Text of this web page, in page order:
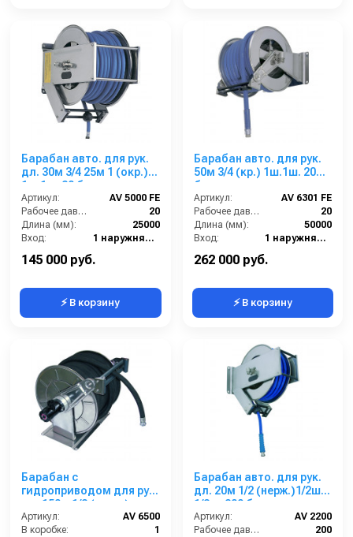
Барабан авто. для рук.
дл. 30м 3/4 25м 1 (окр.)
1ш.1ш. 20 бар
Артикул:
AV 5000 FE
Рабочее давление (бар):
20
Длина (мм):
25000
Вход:
1 наружняя резьба
145 000 руб.
⚡ В корзину
Барабан авто. для рук.
50м 3/4 (кр.) 1ш.1ш. 20
бар
Артикул:
AV 6301 FE
Рабочее давление (бар):
20
Длина (мм):
50000
Вход:
1 наружняя резьба
262 000 руб.
⚡ В корзину
Барабан с
гидроприводом для рук.
дл. 150м 1/2 (нерж.)
1/2ш.1/2ш. 200 бар
Артикул:
AV 6500
В коробке:
1
Барабан авто. для рук.
дл. 20м 1/2 (нерж.)1/2ш.
1/2ш. 200 бар
Артикул:
AV 2200
Рабочее давление (бар):
200